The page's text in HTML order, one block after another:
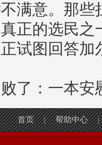
满意。那
正的选民
试图回答
败了：一本
首页 | 帮助中心 |